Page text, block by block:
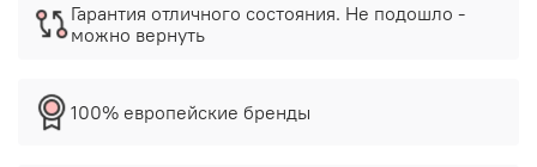
Гарантия отличного состояния. Не подошло -
можно вернуть
100% европейские бренды